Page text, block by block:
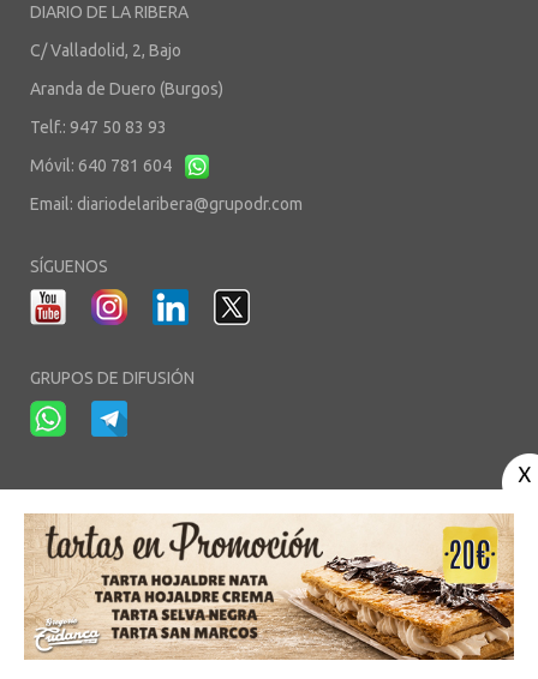
DIARIO DE LA RIBERA
C/ Valladolid, 2, Bajo
Aranda de Duero (Burgos)
Telf.: 947 50 83 93
Móvil: 640 781 604
Email: diariodelaribera@grupodr.com
SÍGUENOS
GRUPOS DE DIFUSIÓN
Aviso Legal-Política de Privacidad-Política de Cookies-Área privada
© Copyright 2003 - 2026. diariodelaribera.net ®. Desarrollo porMultimedia